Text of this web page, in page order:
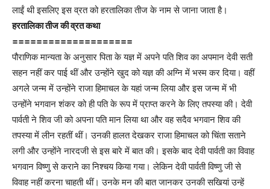
लाईं थी इसलिए इस व्रत को हरतालिका तीज के नाम से जाना जाता है।
हरतालिका तीज की व्रत कथा
====================
पौराणिक मान्यता के अनुसार पिता के यज्ञ में अपने पति शिव का अपमान देवी सती
सहन नहीं कर पाई थीं और उन्होंने खुद को यज्ञ की अग्नि में भस्म कर दिया। वहीं
अगले जन्म में उन्होंने राजा हिमाचल के यहां जन्म लिया और इस जन्म में भी
उन्होंने भगवान शंकर को ही पति के रूप में प्राप्त करने के लिए तपस्या की। देवी
पार्वती ने शिव जी को अपना पति मान लिया था और वह सदैव भगवान शिव की
तपस्या में लीन रहतीं थीं। उनकी हालत देखकर राजा हिमाचल को चिंता सताने
लगी और उन्होंने नारदजी से इस बारे में बात की। इसके बाद देवी पार्वती का विवाह
भगवान विष्णु से कराने का निश्चय किया गया। लेकिन देवी पार्वती विष्णु जी से
विवाह नहीं करना चाहती थीं। उनके मन की बात जानकर उनकी सखियां उन्हें